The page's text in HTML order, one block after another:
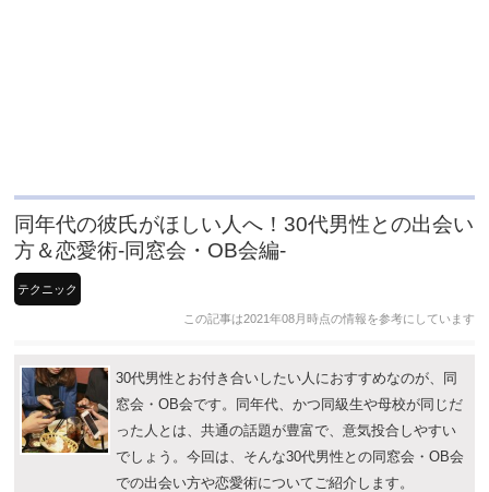
同年代の彼氏がほしい人へ！30代男性との出会い
方＆恋愛術-同窓会・OB会編-
テクニック
この記事は2021年08月時点の情報を参考にしています
30代男性とお付き合いしたい人におすすめなのが、同
窓会・OB会です。同年代、かつ同級生や母校が同じだ
った人とは、共通の話題が豊富で、意気投合しやすい
でしょう。今回は、そんな30代男性との同窓会・OB会
での出会い方や恋愛術についてご紹介します。